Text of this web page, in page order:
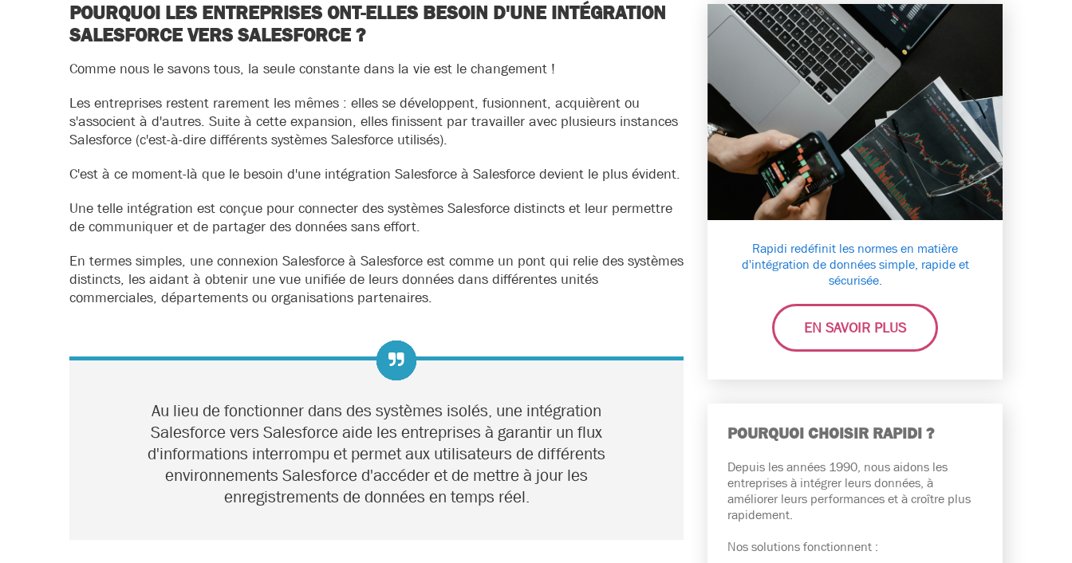
POURQUOI LES ENTREPRISES ONT-ELLES BESOIN D'UNE INTÉGRATION
SALESFORCE VERS SALESFORCE ?
Comme nous le savons tous, la seule constante dans la vie est le changement !
Les entreprises restent rarement les mêmes : elles se développent, fusionnent, acquièrent ou
s'associent à d'autres. Suite à cette expansion, elles finissent par travailler avec plusieurs instances
Salesforce (c'est-à-dire différents systèmes Salesforce utilisés).
C'est à ce moment-là que le besoin d'une intégration Salesforce à Salesforce devient le plus évident.
Une telle intégration est conçue pour connecter des systèmes Salesforce distincts et leur permettre
de communiquer et de partager des données sans effort.
En termes simples, une connexion Salesforce à Salesforce est comme un pont qui relie des systèmes
distincts, les aidant à obtenir une vue unifiée de leurs données dans différentes unités
commerciales, départements ou organisations partenaires.
Au lieu de fonctionner dans des systèmes isolés, une intégration
Salesforce vers Salesforce aide les entreprises à garantir un flux
d'informations interrompu et permet aux utilisateurs de différents
environnements Salesforce d'accéder et de mettre à jour les
enregistrements de données en temps réel.
Rapidi redéfinit les normes en matière
d'intégration de données simple, rapide et
sécurisée.
EN SAVOIR PLUS
POURQUOI CHOISIR RAPIDI ?
Depuis les années 1990, nous aidons les
entreprises à intégrer leurs données, à
améliorer leurs performances et à croître plus
rapidement.
Nos solutions fonctionnent :